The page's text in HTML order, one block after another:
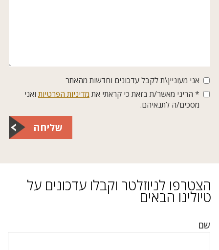
אני מעוניין\ת לקבל עדכונים וחדשות מהאתר
* הריני מאשר/ת בזאת כי קראתי את מדיניות הפרטיות ואני
מסכים/ה לתנאיהם.
שליחה
הצטרפו לניוזלטר וקבלו עדכונים על
טיולינו הבאים
שם